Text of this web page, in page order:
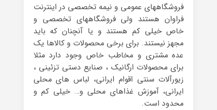
فروشگاههای عمومی و نیمه تخصصی در اینترنت
فراوان هستند ولی فروشگاههای تخصصی و
خاص خیلی کم هستند و یا آنچنان که باید
مجهز نیستند. برای برخی محصولات و کالاها یک
عده مشتری و مخاطب خاص وجود دارد مثلا
برای محصولات ارگانیک ، صنایع دستی تزئینی ،
زیورآلات سنتی اقوام ایرانی، لباس های محلی
ایرانی، آموزش غذاهای محلی و… خیلی کم و
محدود است.